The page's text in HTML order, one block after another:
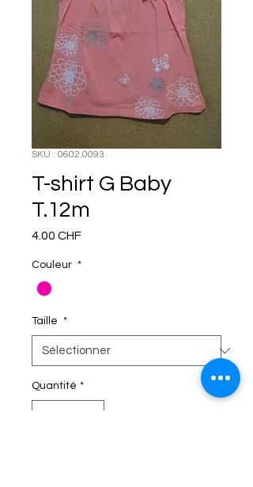
SKU : 0602.0093
T-shirt G Baby
T.12m
4.00 CHFPrix
Couleur *
Taille *
Quantité *